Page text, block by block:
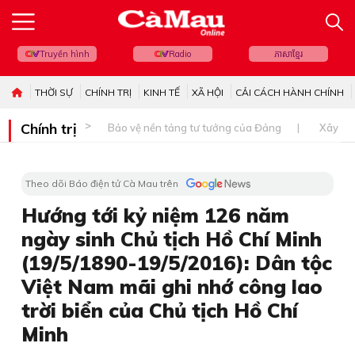
Truyền hình Radio ភាសាខ្មែរ
THỜI SỰ CHÍNH TRỊ KINH TẾ XÃ HỘI CẢI CÁCH HÀNH CHÍNH
Chính trị Bảo vệ nền tảng tư tưởng của Đảng Xây
Theo dõi Báo điện tử Cà Mau trên
Hướng tới kỷ niệm 126 năm
ngày sinh Chủ tịch Hồ Chí Minh
(19/5/1890-19/5/2016): Dân tộc
Việt Nam mãi ghi nhớ công lao
trời biển của Chủ tịch Hồ Chí
Minh